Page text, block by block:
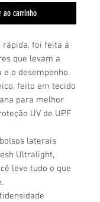
ao carrinho
rápida, foi feita à
que levam a
e o desempenho.
feito em tecido
para melhor
UV de UPF
laterais
Ultralight,
leve tudo o que